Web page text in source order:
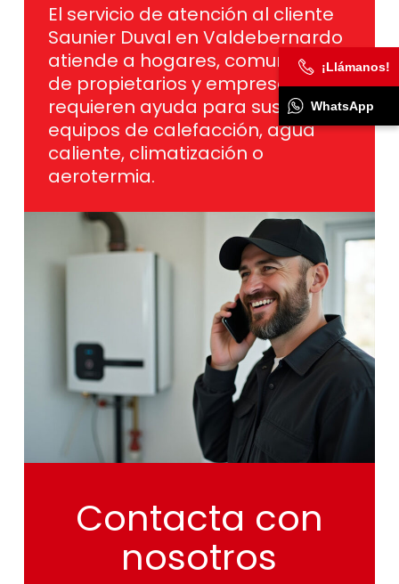
El servicio de atención al cliente
Saunier Duval en Valdebernardo
atiende a hogares, comunidades
de propietarios y empresas que
requieren ayuda para sus
equipos de calefacción, agua
caliente, climatización o
aerotermia.
Contacta con
nosotros
¡Llámanos!
WhatsApp